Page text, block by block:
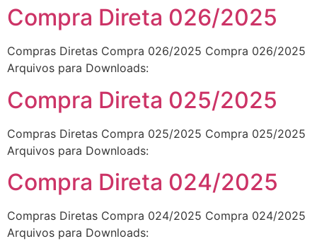
Compra Direta 026/2025
Compras Diretas Compra 026/2025 Compra 026/2025
Arquivos para Downloads:
Compra Direta 025/2025
Compras Diretas Compra 025/2025 Compra 025/2025
Arquivos para Downloads:
Compra Direta 024/2025
Compras Diretas Compra 024/2025 Compra 024/2025
Arquivos para Downloads: